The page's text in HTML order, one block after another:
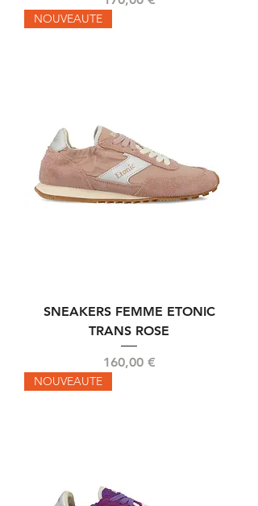
NOUVEAUTE
SNEAKERS FEMME ETONIC
TRANS ROSE
Prix
160,00 €
NOUVEAUTE